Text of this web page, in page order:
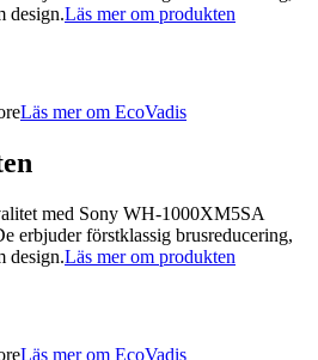
design.Läs mer om produkten
Läs mer om EcoVadis
med Sony WH-1000XM5SA
erbjuder förstklassig brusreducering,
design.Läs mer om produkten
Läs mer om EcoVadis